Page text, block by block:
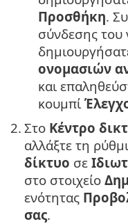
Προσθήκη.
σύνδεσης
ονομασιών
και
κουμπί
2. Στο Κέντρο
αλλάξτε τη
δίκτυο σε
στο στοιχείο
ενότητας
σας.